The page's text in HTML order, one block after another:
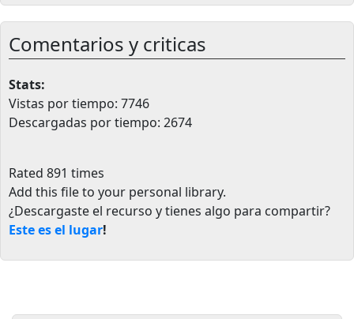
Comentarios y criticas
Stats:
Vistas por tiempo: 7746
Descargadas por tiempo: 2674
Rated 891 times
Add this file to your personal library.
¿Descargaste el recurso y tienes algo para compartir?
Este es el lugar!